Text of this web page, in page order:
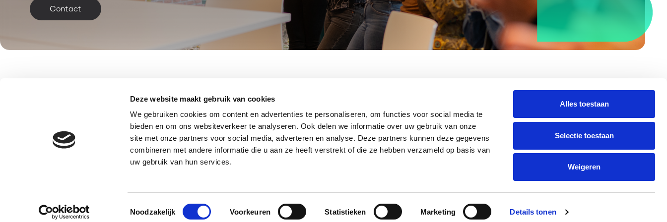
Deze website maakt gebruik van cookies
We gebruiken cookies om content en advertenties te personaliseren, om functies voor social media te
bieden en om ons websiteverkeer te analyseren. Ook delen we informatie over uw gebruik van onze
site met onze partners voor social media, adverteren en analyse. Deze partners kunnen deze gegevens
combineren met andere informatie die u aan ze heeft verstrekt of die ze hebben verzameld op basis van
uw gebruik van hun services.
Toestemmingsselectie
Noodzakelijk Voorkeuren Statistieken Marketing Details tonen
Alles toestaan
Selectie toestaan
Weigeren
Contact
De Amert 136
5462 GH Veghel
info@wearewim.nl
Cases Over ons Contact Vacatures Disclaimer Privacy Volg ons ook op:
Onderdeel vanMensen Van De kracht van combinatie